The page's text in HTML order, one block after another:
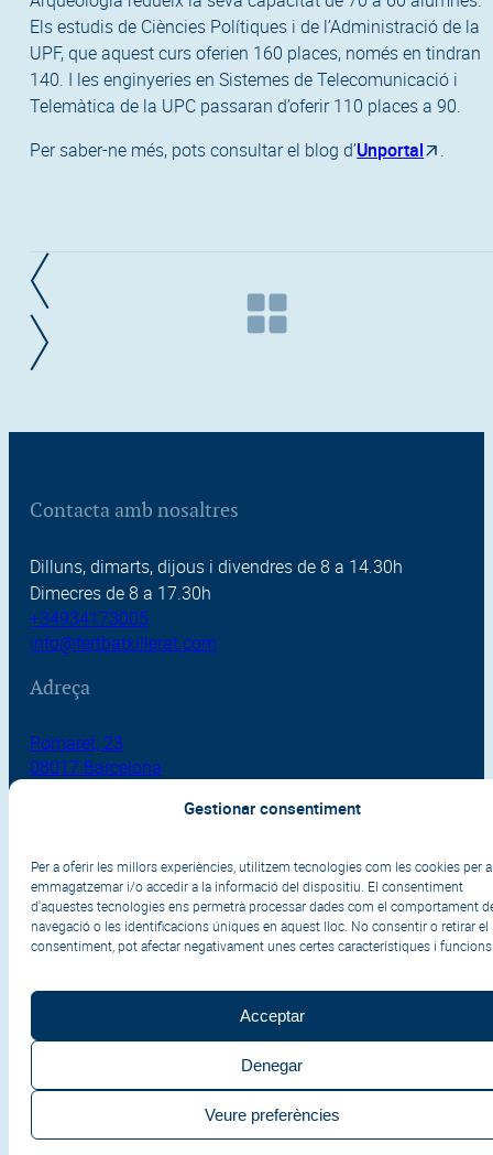
Gestionar consentiment
Per a oferir les millors experiències, utilitzem tecnologies com les cookies per a
emmagatzemar i/o accedir a la informació del dispositiu. El consentiment
d'aquestes tecnologies ens permetrà processar dades com el comportament
navegació o les identificacions úniques en aquest lloc. No consentir o retirar el
consentiment, pot afectar negativament unes certes característiques i
Acceptar
Denegar
Veure preferències
Els estudis de Ciències Polítiques i de l’Administració de la
UPF, que aquest curs oferien 160 places, només en tindran
140. I les enginyeries en Sistemes de Telecomunicació i
Telemàtica de la UPC passaran d’oferir 110 places a 90.
Per saber-ne més, pots consultar el blog d’Unportal .
Contacta amb nosaltres
Dilluns, dimarts, dijous i divendres de 8 a 14.30h
Dimecres de 8 a 17.30h
+34934173005
info@fertbatxillerat.com
Adreça
Pomaret, 23
08017 Barcelona
Política de cookies
Avís legal